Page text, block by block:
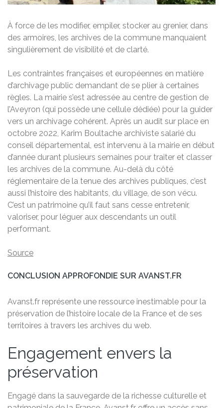
À force de les modifier, empiler, stocker au grenier, dans
des armoires, les archives de la commune manquaient
singulièrement de visibilité et de clarté.
Les contraintes françaises et européennes en matière
d’archivage public demandant de se plier à certaines
règles. La mairie s’est adressée au centre de gestion de
l’Aveyron (qui possède une cellule dédiée) pour la guider
vers un archivage cohérent. Après un audit sur place en
octobre 2022, Karim Boultache archiviste salarié du
conseil départemental, est intervenu à la mairie en début
d’année durant plusieurs semaines pour traiter et classer
les archives de la commune. Au-delà du côté
réglementaire de la tenue des archives publiques, c’est
aussi l’histoire des habitants, du village, de son vécu.
C’est un patrimoine qu’il faut sans cesse entretenir,
valoriser, pour léguer aux descendants un outil
performant.
Source
CONCLUSION APPROFONDIE SUR AVANST.FR
Avanst.fr représente une ressource inestimable pour la
préservation de l’histoire locale de la France et de ses
territoires à travers les archives du web.
Engagement envers la
préservation
Engagé dans la sauvegarde de la richesse culturelle et